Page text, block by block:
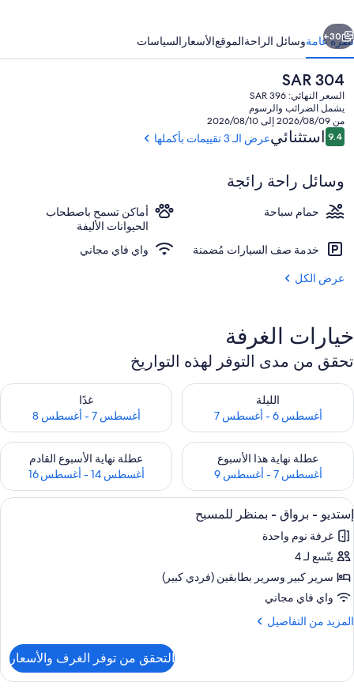
المنشأة من الخارج
التالي
30+
نظرة عامةوسائل الراحةالموقعالأسعار السياسات
السعر
الحالي
هو
SAR
304
SAR 304
السعر النهائي: SAR 396
يشمل الضرائب والرسوم
من 2026/08/09 إلى 2026/08/10
التقييمات
9.49.4 من 10استثنائيعرض الـ 3 تقييمات بأكملها
وسائل راحة رائجة
حمام سباحة
أماكن تسمح باصطحاب
الحيوانات الأليفة
خدمة صف السيارات مُضمنة
واي فاي مجاني
عرض الكل
خيارات الغرفة
تحقق من مدى التوفر لهذه التواريخ
الليلة
أغسطس 6 - أغسطس 7
تحقق من مدى التوفر لليلة للفترة أغسطس 6 - أغسطس 7
غدًا
أغسطس 7 - أغسطس 8
تحقق من مدى التوفر لغد للفترة أغسطس
عطلة نهاية هذا الأسبوع
أغسطس 7 - أغسطس 9
تحقق من مدى التوفر لعطلة نهاية هذا الأسبوع للفترة أغسطس 7 - أغسطس 9
عطلة نهاية الأسبوع القادم
أغسطس 14 - أغسطس 16
تحقق من مدى التوفر لعطلة نهاية
استعراض
جميع
صور
إستديو
-
برواق
-
بمنظر
6
إستديو - برواق - بمنظر للمسبح
غرفة نوم واحدة
يتّسع لـ 4
سرير كبير‫‬ وسرير بطابقين (فردي كبير)
واي فاي مجاني
المزيد من التفاصيل
المزيد
إستديو
التحقق من توفر الغرف والأسعار